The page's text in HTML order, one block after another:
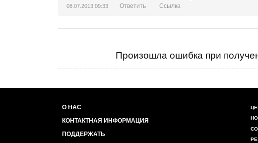
08.07.2013 09:33 Ответить Ссылка
Произошла ошибка при
О НАС
КОНТАКТНАЯ ИНФОРМАЦИЯ
ПОДДЕРЖАТЬ